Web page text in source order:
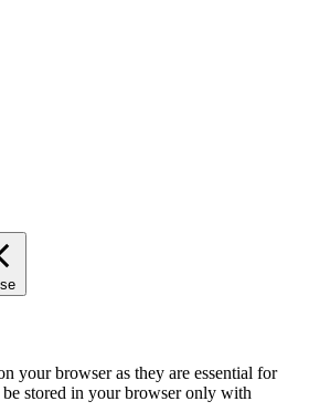
your browser as they are essential for
stored in your browser only with